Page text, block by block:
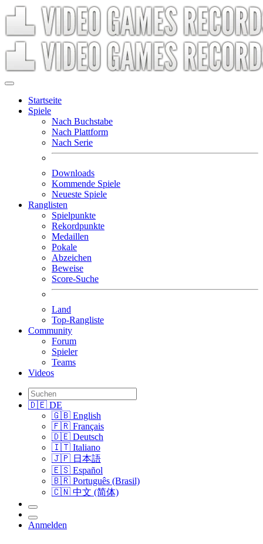
Startseite
Spiele
Nach Buchstabe
Nach Plattform
Nach Serie
Downloads
Kommende Spiele
Neueste Spiele
Ranglisten
Spielpunkte
Rekordpunkte
Medaillen
Pokale
Abzeichen
Beweise
Score-Suche
Land
Top-Rangliste
Community
Forum
Spieler
Teams
Videos
🇩🇪 DE
🇬🇧 English
🇫🇷 Français
🇩🇪 Deutsch
🇮🇹 Italiano
🇯🇵 日本語
🇪🇸 Español
🇧🇷 Português (Brasil)
🇨🇳 中文 (简体)
Anmelden